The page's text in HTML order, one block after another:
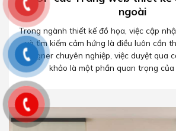
ngoài
Trong ngành thiết kế đồ họa, việc cập
và tìm kiếm cảm hứng là điều luôn cần
Designer chuyên nghiệp, việc duyệt qua
khảo là một phần quan trọng của